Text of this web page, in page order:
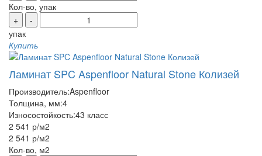
Кол-во, упак
+
-
упак
Купить
Ламинат SPC Aspenfloor Natural Stone Колизей
Производитель:Aspenfloor
Толщина, мм:4
Износостойкость:43 класс
2 541 р/м2
2 541 р/м2
Кол-во, м2